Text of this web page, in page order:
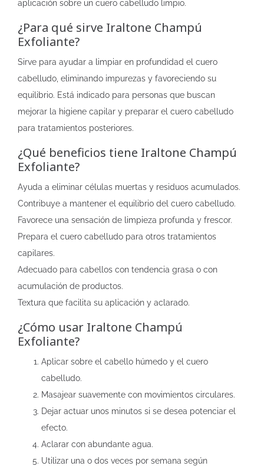
aplicación sobre un cuero cabelludo limpio.
¿Para qué sirve Iraltone Champú
Exfoliante?
Sirve para ayudar a limpiar en profundidad el cuero
cabelludo, eliminando impurezas y favoreciendo su
equilibrio. Está indicado para personas que buscan
mejorar la higiene capilar y preparar el cuero cabelludo
para tratamientos posteriores.
¿Qué beneficios tiene Iraltone Champú
Exfoliante?
Ayuda a eliminar células muertas y residuos acumulados.
Contribuye a mantener el equilibrio del cuero cabelludo.
Favorece una sensación de limpieza profunda y frescor.
Prepara el cuero cabelludo para otros tratamientos
capilares.
Adecuado para cabellos con tendencia grasa o con
acumulación de productos.
Textura que facilita su aplicación y aclarado.
¿Cómo usar Iraltone Champú
Exfoliante?
Aplicar sobre el cabello húmedo y el cuero
cabelludo.
Masajear suavemente con movimientos circulares.
Dejar actuar unos minutos si se desea potenciar el
efecto.
Aclarar con abundante agua.
Utilizar una o dos veces por semana según